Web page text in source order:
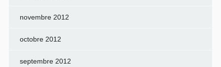
novembre 2012
octobre 2012
septembre 2012